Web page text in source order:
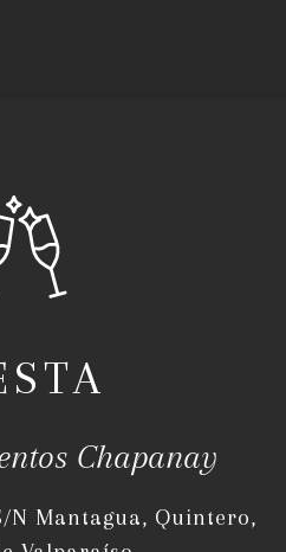
Chapanay
N Mantagua, Quintero,